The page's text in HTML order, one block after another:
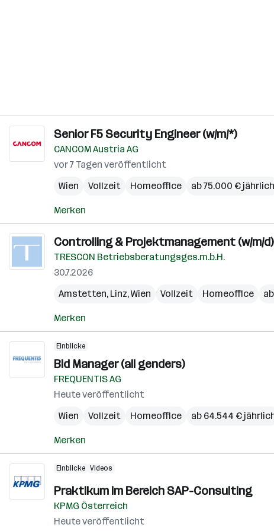
Senior F5 Security Engineer (w/m/*)
CANCOM Austria AG
vor 7 Tagen veröffentlicht
Wien
Vollzeit Homeoffice ab 75.000 € jährlich
Merken
Controlling & Projektmanagement (w/m/
TRESCON Betriebsberatungsges.m.b.H.
30.7.2026
Amstetten, Linz,Wien Vollzeit Homeoffice
Merken
Einblicke
Bid Manager (all genders)
FREQUENTIS AG
Heute veröffentlicht
Wien
Vollzeit Homeoffice ab 64.544 €
Merken
Einblicke Videos
Praktikum im Bereich SAP-Consulting
KPMG Österreich
Heute veröffentlicht